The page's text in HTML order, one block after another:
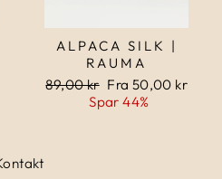
ALPACA SILK |
RAUMA
Normalpris
89,00 kr Udsalgspris
Fra 50,00 kr
Spar 44%